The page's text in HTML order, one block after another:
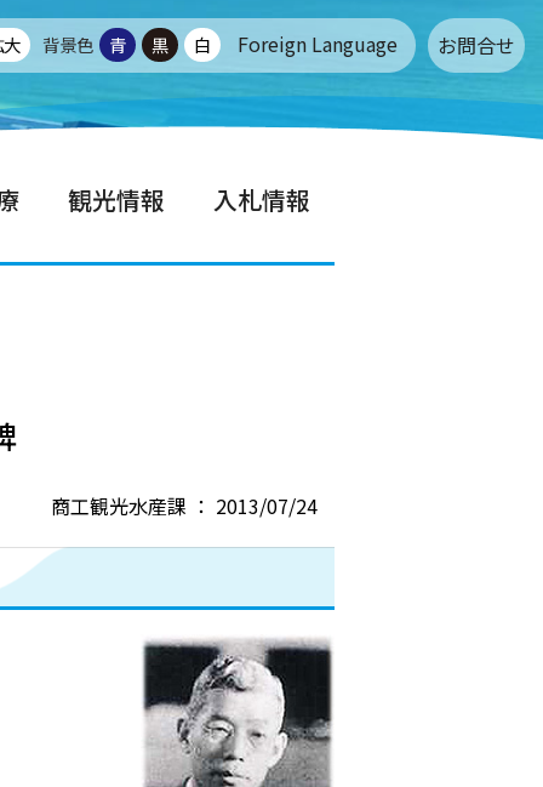
背景色 青 黒 白 Foreign Language お問合せ
観光情報 入札情報
商工観光水産課 ： 2013/07/24